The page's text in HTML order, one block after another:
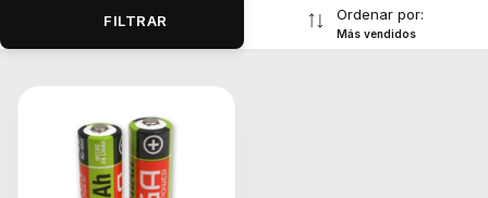
FILTRAR Ordenar por:
Más vendidos